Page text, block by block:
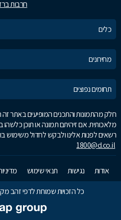
חרבות
כלים
מחירונים
תחומים נפוצים
חלק מהתמונות והתכנים המופיעים באתר זה
מלאכותית. אם זיהיתם תמונה או תוכן כלשהו
רשאים לפנות אלינו ולבקש לחדול משימוש
1800@d.co.il
אודות נגישות תנאי שימוש
כל הזכויות שמורות לדפי זהב